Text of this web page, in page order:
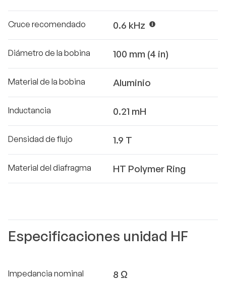
Cruce recomendado 0.6 kHz
Diámetro de la bobina 100 mm (4 in)
Material de la bobina Aluminio
Inductancia 0.21 mH
Densidad de flujo 1.9 T
Material del diafragma HT Polymer Ring
Especificaciones unidad HF
Impedancia nominal 8 Ω